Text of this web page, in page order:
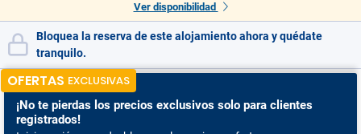
Ver disponibilidad
Bloquea la reserva de este alojamiento ahora y quédate
tranquilo.
OFERTAS EXCLUSIVAS
¡No te pierdas los precios exclusivos solo para clientes
registrados!